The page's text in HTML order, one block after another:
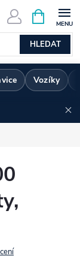
HLEDAT
NÁKUPNÍ
KOŠÍK
Vozíky